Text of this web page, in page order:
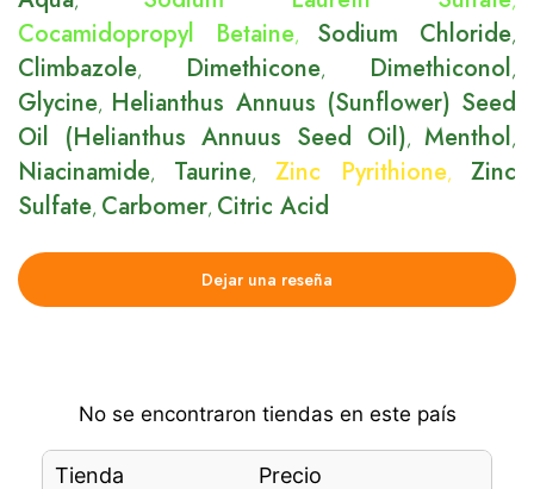
Cocamidopropyl Betaine, Sodium Chloride,
Climbazole, Dimethicone, Dimethiconol,
Glycine, Helianthus Annuus (Sunflower) Seed
Oil (Helianthus Annuus Seed Oil), Menthol,
Niacinamide, Taurine, Zinc Pyrithione, Zinc
Sulfate, Carbomer, Citric Acid
Dejar una reseña
No se encontraron tiendas en este país
Tienda Precio